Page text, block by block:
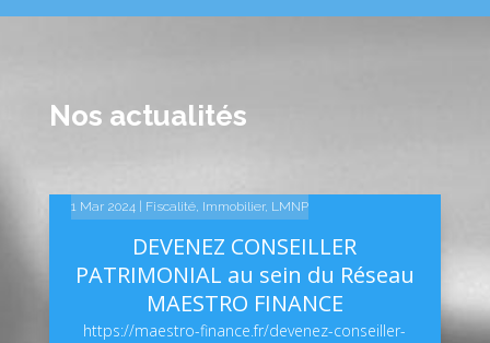
Nos actualités
DEVENEZ CONSEILLER
PATRIMONIAL au sein du Réseau
MAESTRO FINANCE
https://maestro-finance.fr/devenez-conseiller-
14 Fév 2025 |Linkedin
10 Fév 2025 |Linkedin
1 Mar 2024| Fiscalité, Immobilier, LMNP